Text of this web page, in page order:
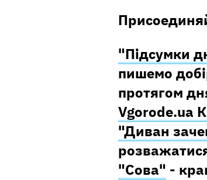
"Підсумки
пишемо
протягом
Vgorode.ua
"Диван
"Сова" -